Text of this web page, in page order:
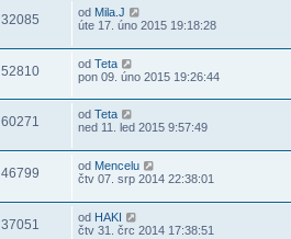
32085 od Mila.J
úte 17. úno 2015 19:18:28
52810 od Teta
pon 09. úno 2015 19:26:44
60271 od Teta
ned 11. led 2015 9:57:49
46799 od Mencelu
čtv 07. srp 2014 22:38:01
37051 od HAKI
čtv 31. črc 2014 17:38:51